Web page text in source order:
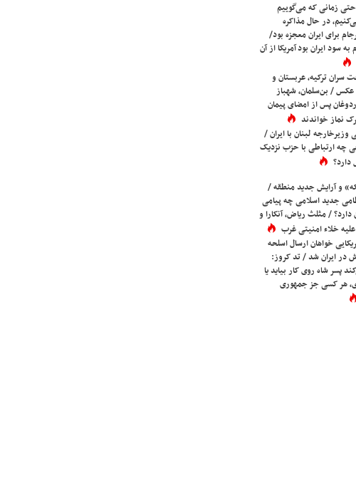
حتی زمانی که می‌گوییم
در حال مذاکره
برای ایران معجزه بود/
سود ایران بود آمریکا از آن
سران ترکیه، عربستان و
عکس / بن‌سلمان، شهباز
پس از امضای پیمان
نماز خواندند
وزیرخارجه لبنان با ایران /
چه ارتباطی با حزب نزدیک
دارد؟
و آرایش جدید منطقه /
جدید اسلامی چه پیامی
دارد؟ / مثلث ریاض، آنکارا و
علیه خلاء امنیتی غرب
خواهان ارسال اسلحه
در ایران شد / تد کروز:
پسر شاه روی کار بیاید یا
هر کسی جز جمهوری